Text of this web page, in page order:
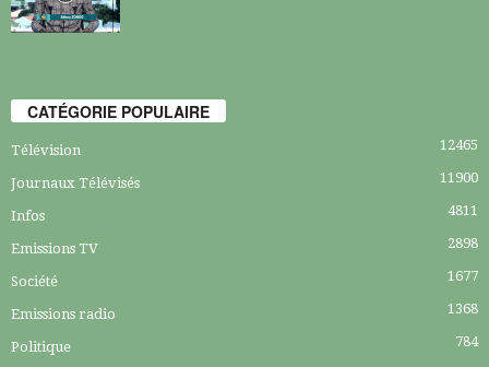
CATÉGORIE POPULAIRE
Télévision 12465
Journaux Télévisés 11900
Infos 4811
Emissions TV 2898
Société 1677
Emissions radio 1368
Politique 784